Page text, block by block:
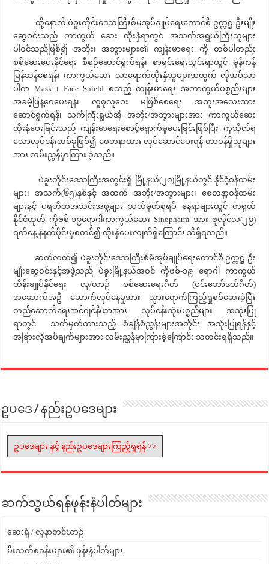
ထို့နောက် ပဲခူးတိုင်းဒေသကြီးစီမံအုပ်ချုပ်ရေးကောင်စီ ဥက္ကဋ္ဌ ဦးမျိုး
ဆွေဝင်းသည် ကာကွယ် ဆေး ထိုးနှံရာတွင် အသက်အရွယ်ကြီးသူများ
ပါဝင်သည်ဖြစ်၍ အဘိုး၊ အဘွားများ၏ ကျန်းမာရေး ကို တစ်ပါတည်း
စစ်ဆေးပေးနိုင်ရေး စီစဉ်ဆောင်ရွက်ရန်၊ စာရင်းရေးသွင်းရာတွင် မှန်ကန်
မြန်ဆန်စေရန်၊ ကာကွယ်ဆေး လာရောက်ထိုးနှံသူများအတွက် လိုအပ်လာ
ပါက Mask ၊ Face Shield စသည့် ကျန်းမာရေး အကာကွယ်ပစ္စည်းများ
အခမဲ့ဖြန့်ဝေပေးရန်၊ လူစုလူဝေး မဖြစ်စေရေး အထူးအလေးထား
ဆောင်ရွက်ရန်၊ သက်ကြီးရွယ်အို အဘိုး/အဘွားများအား ကာကွယ်ဆေး
ထိုးနှံပေးခြင်းသည် ကျန်းမာရေးစောင့်ရှောက်မှုပေးခြင်းဖြစ်ပြီး ကုသိုလ်ရ
သောလုပ်ငန်းတစ်ခုဖြစ်၍ စေတနာထား လုပ်ဆောင်ပေးရန် တာဝန်ရှိသူများ
အား လမ်းညွှန်မှာကြား ခဲ့သည်။
ပဲခူးတိုင်းဒေသကြီးအတွင်းရှိ မြို့နယ်(၂၈)မြို့နယ်တွင် နိုင်ငံ့ဝန်ထမ်း
များ၊ အသက်(၆၅)နှစ်နှင့် အထက် အဘိုး/အဘွားများ၊ စေတနာ့ဝန်ထမ်း
များနှင့် ပရဟိတအသင်းအဖွဲ့များ သတ်မှတ်စုရပ် နေရာများတွင် တရုတ်
နိုင်ငံထုတ် ကိုဗစ်-၁၉ရောဂါကာကွယ်ဆေး Sinopharm အား ဇူလိုင်လ(၂၉)
ရက်နေ့ နံနက်ပိုင်းမှစတင်၍ ထိုးနှံပေးလျက်ရှိကြောင်း သိရှိရသည်။
ဆက်လက်၍ ပဲခူးတိုင်းဒေသကြီးစီမံအုပ်ချုပ်ရေးကောင်စီ ဥက္ကဋ္ဌ ဦး
မျိုးဆွေဝင်းနှင့်အဖွဲ့သည် ပဲခူးမြို့နယ်အဝင် ကိုဗစ်-၁၉ ရောဂါ ကာကွယ်
ထိန်းချုပ်နိုင်ရေး လူ/ယာဉ် စစ်ဆေးရေးဂိတ် (ဝင်းဘော်ဒတ်ဂိတ်)
အဆောက်အဦ ဆောက်လုပ်နေမှုအား သွားရောက်ကြည့်ရှုစစ်ဆေးခဲ့ပြီး
တည်ဆောက်ရေးအင်ဂျင်နီယာအား လုပ်ငန်းသုံးပစ္စည်များ အသုံးပြု
ရာတွင် သတ်မှတ်ထားသည့် စံချိန်စံညွှန်းများအတိုင်း အသုံးပြုရန်နှင့်
အခြားလိုအပ်ချက်များအား လမ်းညွှန်မှာကြားခဲ့ကြောင်း သတင်းရရှိသည်။
ဥပဒေ / နည်းဥပဒေများ
ဥပဒေများ နှင့် နည်းဥပဒေများကြည့်ရှုရန် >>
ဆက်သွယ်ရန်ဖုန်းနံပါတ်များ
ဆေးရုံ / လူနာတင်ယာဉ်
မီးသတ်စခန်းများ၏ ဖုန်းနံပါတ်များ